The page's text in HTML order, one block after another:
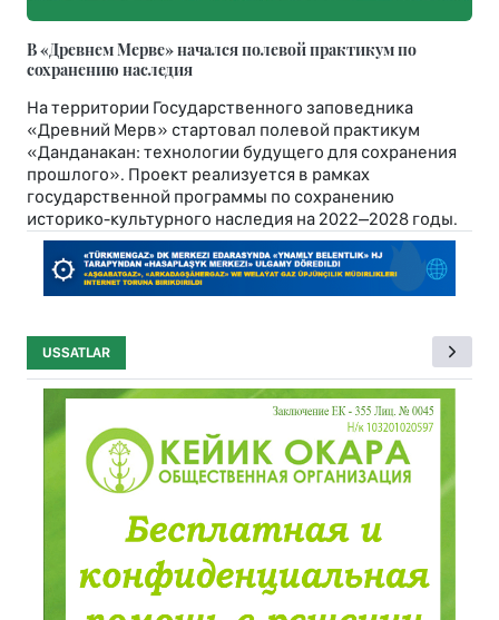
В «Древнем Мерве» начался полевой практикум по
сохранению наследия
На территории Государственного заповедника
«Древний Мерв» стартовал полевой практикум
«Данданакан: технологии будущего для сохранения
прошлого». Проект реализуется в рамках
государственной программы по сохранению
историко-культурного наследия на 2022–2028 годы.
USSATLAR